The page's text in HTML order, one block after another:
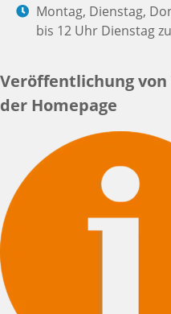
Montag, Dienstag,
bis 12 Uhr Dienstag
Veröffentlichung
der Homepage